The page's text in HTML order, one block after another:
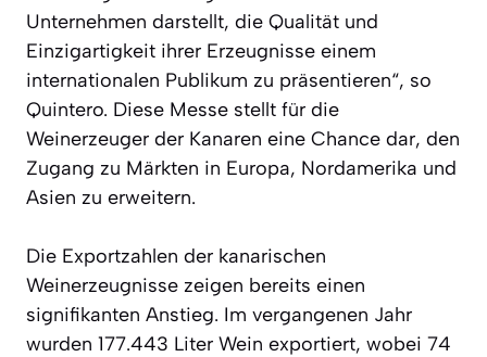
Unternehmen darstellt, die Qualität und
Einzigartigkeit ihrer Erzeugnisse einem
internationalen Publikum zu präsentieren“, so
Quintero. Diese Messe stellt für die
Weinerzeuger der Kanaren eine Chance dar, den
Zugang zu Märkten in Europa, Nordamerika und
Asien zu erweitern.
Die Exportzahlen der kanarischen
Weinerzeugnisse zeigen bereits einen
signifikanten Anstieg. Im vergangenen Jahr
wurden 177.443 Liter Wein exportiert, wobei 74